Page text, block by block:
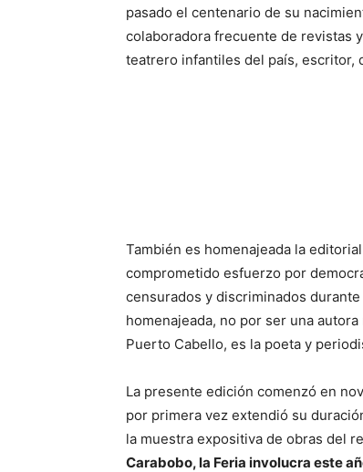
pasado el centenario de su
colaboradora frecuente de revistas
teatrero infantiles del país, escritor,
También es homenajeada la editorial
comprometido esfuerzo por
censurados y discriminados
homenajeada, no por ser una
Puerto Cabello, es la poeta y
La presente edición comenzó en
por primera vez extendió su
la muestra expositiva de obras del
Carabobo, la Feria involucra este